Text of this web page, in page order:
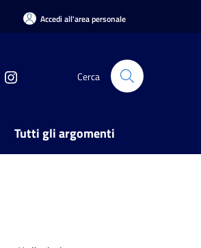
Accedi all'area personale
Cerca
Tutti gli argomenti